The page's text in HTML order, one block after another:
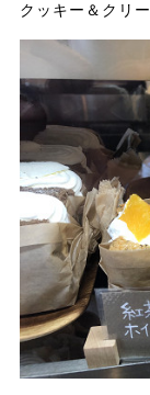
クッキー＆クリ